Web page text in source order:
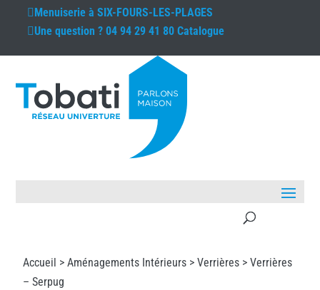
Menuiserie àSIX-FOURS-LES-PLAGES
Une question ?04 94 29 41 80 Catalogue
Accueil > Aménagements Intérieurs > Verrières > Verrières
– Serpug